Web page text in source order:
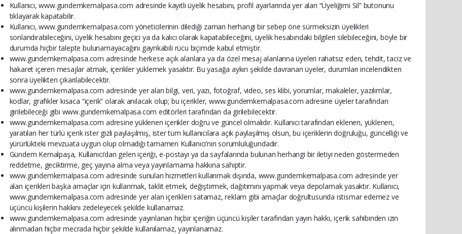
Kullanıcı, www.gundemkemalpasa.com adresinde kayıtlı üyelik hesabını, profil ayarlarında yer alan “Üyeliğimi Sil” butonunu
tıklayarak kapatabilir.
Kullanıcı, www.gundemkemalpasa.com yöneticilerinin dilediği zaman herhangi bir sebep öne sürmeksizin üyelikleri
sonlandırabileceğini, üyelik hesabını geçici ya da kalıcı olarak kapatabileceğini, üyelik hesabındaki bilgileri silebileceğini, böyle bir
durumda hiçbir talepte bulunamayacağını gayrikabili rücu biçimde kabul etmiştir.
www.gundemkemalpasa.com adresinde herkese açık alanlara ya da özel mesaj alanlarına üyeleri rahatsız eden, tehdit, taciz ve
hakaret içeren mesajlar atmak, içerikler yüklemek yasaktır. Bu yasağa aykırı şekilde davranan üyeler, durumları incelendikten
sonra üyelikten çıkarılabilecektir.
www.gundemkemalpasa.com adresinde yer alan bilgi, veri, yazı, fotoğraf, video, ses klibi, yorumlar, makaleler, yazılımlar,
kodlar, grafikler kısaca “içerik” olarak anılacak olup; bu içerikler, www.gundemkemalpasa.com adresine üyeler tarafından
girilebileceği gibi www.gundemkemalpasa.com editörleri tarafından da girilebilecektir.
www.gundemkemalpasa.com adresine yüklenen içerikler doğru ve güncel olmalıdır. Kullanıcı tarafından eklenen, yüklenen,
yaratılan her türlü içerik ister gizli paylaşılmış, ister tüm kullanıcılara açık paylaşılmış olsun, bu içeriklerin doğruluğu, güncelliği ve
yürürlükteki mevzuata uygun olup olmadığı tamamen Kullanıcı’nın sorumluluğundadır.
Gündem Kemalpaşa, Kullanıcı’dan gelen içeriği, e-postayı ya da sayfalarında bulunan herhangi bir iletiyi neden göstermeden
reddetme, geciktirme, geç yayına alma veya yayınlamama hakkına sahiptir.
www.gundemkemalpasa.com adresinde sunulan hizmetleri kullanmak dışında, www.gundemkemalpasa.com adresinde yer
alan içerikleri başka amaçlar için kullanmak, taklit etmek, değiştirmek, dağıtımını yapmak veya depolamak yasaktır. Kullanıcı,
www.gundemkemalpasa.com adresinde yer alan içerikleri satamaz, reklam gibi amaçlar doğrultusunda istismar edemez ve
üçüncü kişilerin hakkını zedeleyecek şekilde kullanamaz.
www.gundemkemalpasa.com adresinde yayınlanan hiçbir içeriğin üçüncü kişiler tarafından yayın hakkı, içerik sahibinden izin
alınmadan hiçbir mecrada hiçbir şekilde kullanılamaz, yayınlanamaz.